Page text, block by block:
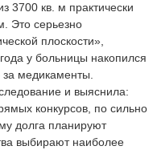
3700 кв. м практически
Это серьезно
плоскости»,
у больницы накопился
медикаменты.
и выяснила:
конкурсов, по сильно
долга планируют
выбирают наиболее